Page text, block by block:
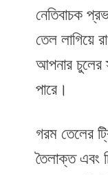
নেতিবাচক
তেল লাগিয়ে
আপনার চুলের
পারে।
গরম তেলের
তৈলাক্ত এবং